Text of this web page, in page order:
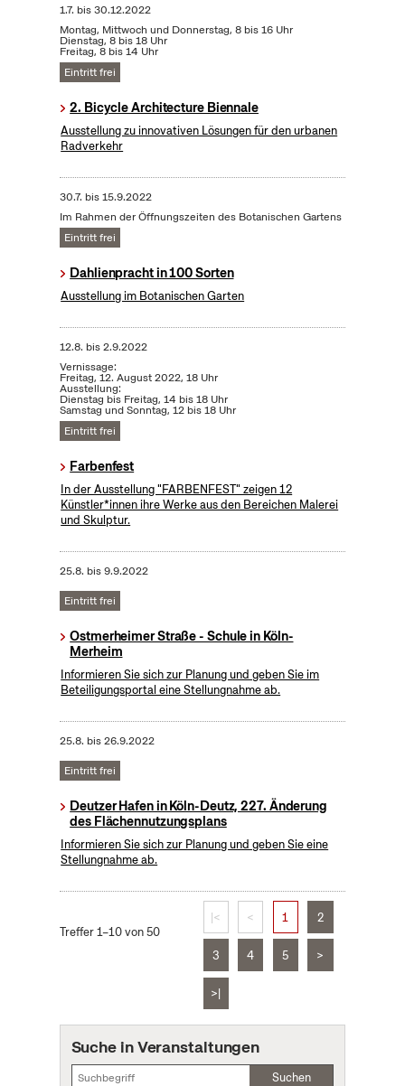
1.7. bis30.12.2022
Montag, Mittwoch und Donnerstag, 8 bis 16 Uhr
Dienstag, 8 bis 18 Uhr
Freitag, 8 bis 14 Uhr
Eintritt frei
2. Bicycle Architecture Biennale
Ausstellung zu innovativen Lösungen für den urbanen
Radverkehr
30.7. bis15.9.2022
Im Rahmen der Öffnungszeiten des Botanischen Gartens
Eintritt frei
Dahlienpracht in 100 Sorten
Ausstellung im Botanischen Garten
12.8. bis2.9.2022
Vernissage:
Freitag, 12. August 2022, 18 Uhr
Ausstellung:
Dienstag bis Freitag, 14 bis 18 Uhr
Samstag und Sonntag, 12 bis 18 Uhr
Eintritt frei
Farbenfest
In der Ausstellung "FARBENFEST" zeigen 12
Künstler*innen ihre Werke aus den Bereichen Malerei
und Skulptur.
25.8. bis9.9.2022
Eintritt frei
Ostmerheimer Straße - Schule in Köln-
Merheim
Informieren Sie sich zur Planung und geben Sie im
Beteiligungsportal eine Stellungnahme ab.
25.8. bis26.9.2022
Eintritt frei
Deutzer Hafen in Köln-Deutz, 227. Änderung
des Flächennutzungsplans
Informieren Sie sich zur Planung und geben Sie eine
Stellungnahme ab.
Treffer 1–10 von 50
|< < 1 2
3 4 5 >
>|
Suche in Veranstaltungen
Suchen